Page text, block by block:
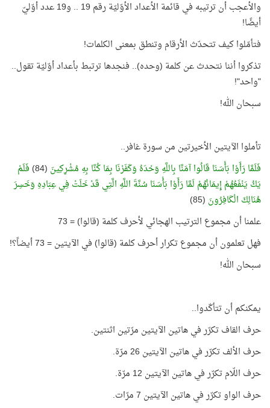
والأعجب أن ترتيبه في قائمة الأعداد الأوّليّة رقم 19 .. و19 عدد أوّليّ
أيضًا!
فتأمّلوا كيف تتحدّث الأرقام وتنطق بمعنى الكلمات!
تذكروا أننا نتحدث عن كلمة (وحده).. فنجدها ترتبط بأعداد أوّليّة تقول..
"واحد"!
سبحان الله!
تأملوا الآيتين الأخيرتين من سورة غافر..
فَلَمَّا رَأَوْا بَأْسَنَا قَالُوا آمَنَّا بِاللَّهِ وَحْدَهُ وَكَفَرْنَا بِمَا كُنَّا بِهِ مُشْرِكِينَ (84)
فَلَمْ
يَكُ يَنْفَعُهُمْ إِيمَانُهُمْ لَمَّا رَأَوْا بَأْسَنَا سُنَّةَ اللَّهِ الَّتِي قَدْ خَلَتْ فِي عِبَادِهِ وَخَسِرَ
هُنَالِكَ الْكَافِرُونَ (85)
علمنا أن مجموع الترتيب الهجائي لأحرف كلمة (قالوا) = 73
فهل تعلمون أن مجموع تكرار أحرف كلمة (قالوا) في الآيتين = 73 أيضاً؟!
سبحان الله!
يمكنكم أن تتأكّدوا..
حرف القاف تكرّر في هاتين الآيتين مرّتين اثنتين.
حرف الألف تكرّر في هاتين الآيتين 26 مرّة.
حرف اللّام تكرّر في هاتين الآيتين 12 مرّة.
حرف الواو تكرّر في هاتين الآيتين 7 مرّات.